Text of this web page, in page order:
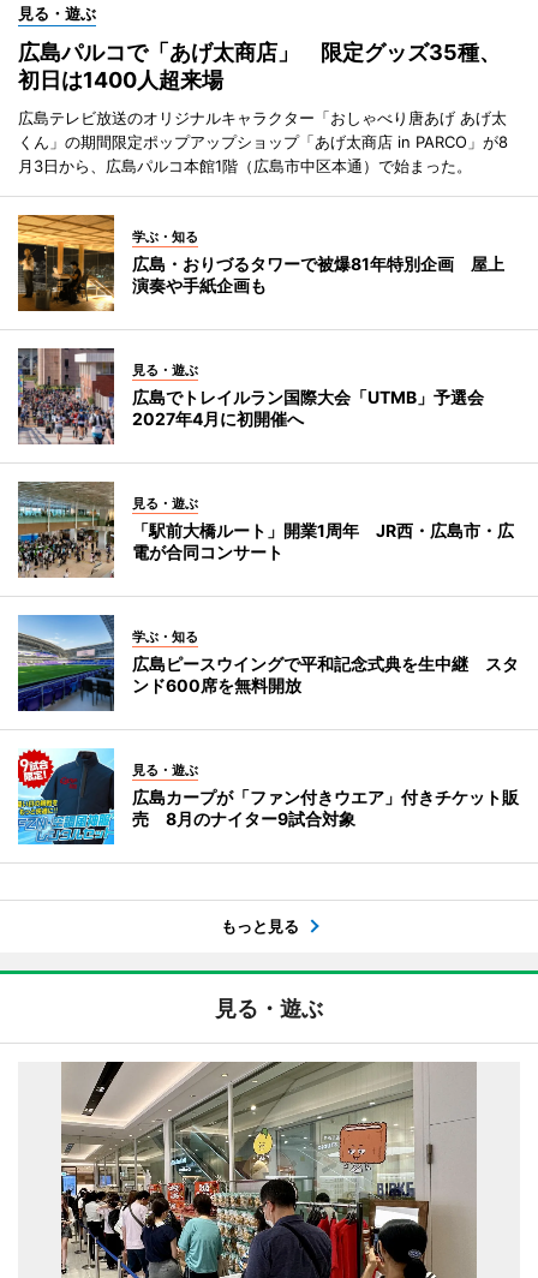
見る・遊ぶ
広島パルコで「あげ太商店」 限定グッズ35種、
初日は1400人超来場
広島テレビ放送のオリジナルキャラクター「おしゃべり唐あげ あげ太
くん」の期間限定ポップアップショップ「あげ太商店 in PARCO」が8
月3日から、広島パルコ本館1階（広島市中区本通）で始まった。
学ぶ・知る
広島・おりづるタワーで被爆81年特別企画 屋上
演奏や手紙企画も
見る・遊ぶ
広島でトレイルラン国際大会「UTMB」予選会
2027年4月に初開催へ
見る・遊ぶ
「駅前大橋ルート」開業1周年 JR西・広島市・広
電が合同コンサート
学ぶ・知る
広島ピースウイングで平和記念式典を生中継 スタ
ンド600席を無料開放
見る・遊ぶ
広島カープが「ファン付きウエア」付きチケット販
売 8月のナイター9試合対象
もっと見る
見る・遊ぶ